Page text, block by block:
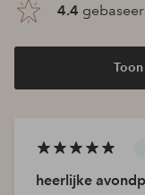
4.4
heerlijke